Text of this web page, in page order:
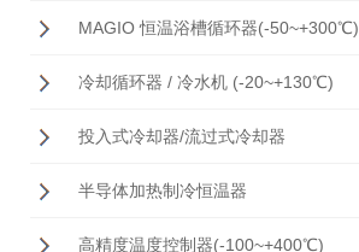
MAGIO 恒温浴槽循环器(-50~+300℃)
冷却循环器 / 冷水机 (-20~+130℃)
投入式冷却器/流过式冷却器
半导体加热制冷恒温器
高精度温度控制器(-100~+400℃)